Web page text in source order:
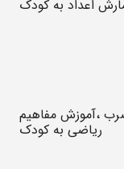
اعداد به کودک
،آموزش مفاهیم
ریاضی به کودک